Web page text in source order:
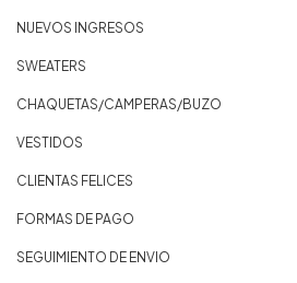
NUEVOS INGRESOS
SWEATERS
CHAQUETAS/CAMPERAS/BUZO
VESTIDOS
CLIENTAS FELICES
FORMAS DE PAGO
SEGUIMIENTO DE ENVIO